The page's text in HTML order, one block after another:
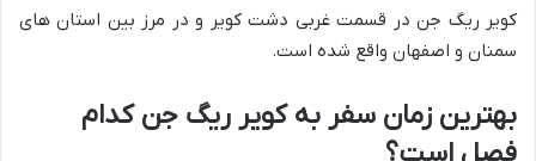
کویر ریگ جن در قسمت غربی دشت کویر و در مرز بین استان های
سمنان و اصفهان واقع شده است.
بهترین زمان سفر به کویر ریگ جن کدام